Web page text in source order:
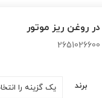
در روغن ریز موتور
2651026600
برند